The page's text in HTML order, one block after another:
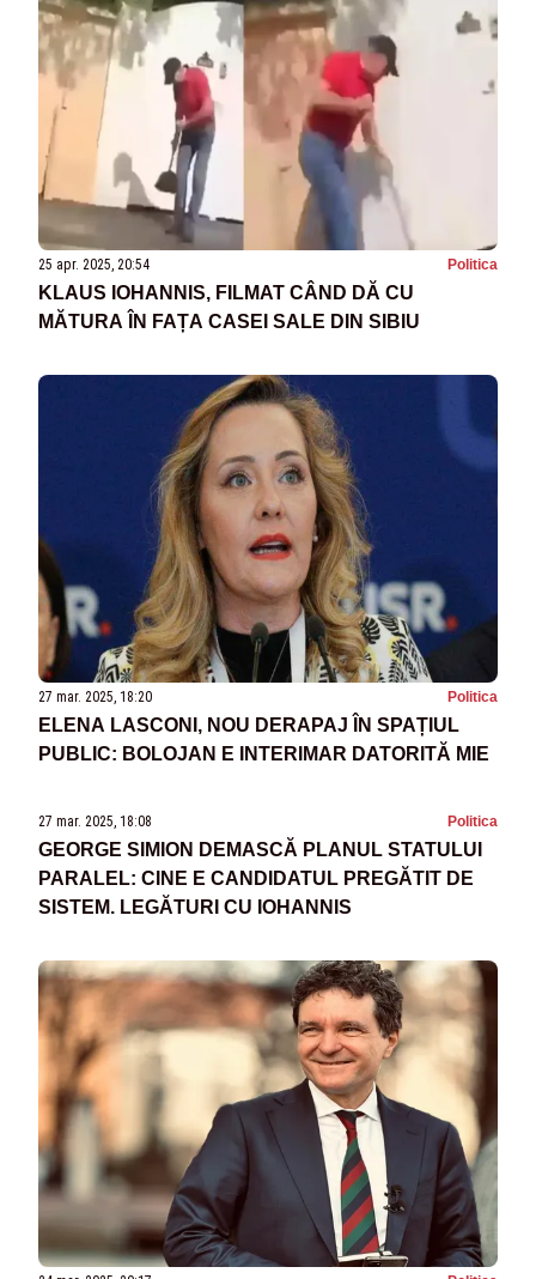
25 apr. 2025, 20:54 Politica
KLAUS IOHANNIS, FILMAT CÂND DĂ CU
MĂTURA ÎN FAȚA CASEI SALE DIN SIBIU
27 mar. 2025, 18:20 Politica
ELENA LASCONI, NOU DERAPAJ ÎN SPAȚIUL
PUBLIC: BOLOJAN E INTERIMAR DATORITĂ MIE
27 mar. 2025, 18:08 Politica
GEORGE SIMION DEMASCĂ PLANUL STATULUI
PARALEL: CINE E CANDIDATUL PREGĂTIT DE
SISTEM. LEGĂTURI CU IOHANNIS